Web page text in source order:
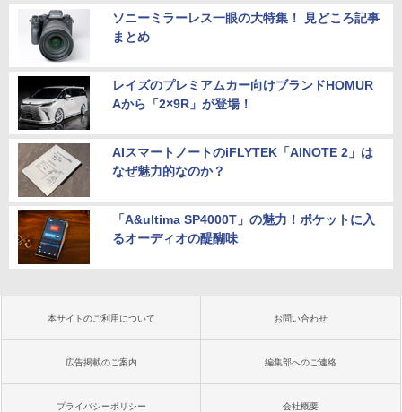
ソニーミラーレス一眼の大特集！ 見どころ記事
まとめ
レイズのプレミアムカー向けブランドHOMUR
Aから「2×9R」が登場！
AIスマートノートのiFLYTEK「AINOTE 2」は
なぜ魅力的なのか？
「A&ultima SP4000T」の魅力！ポケットに入
るオーディオの醍醐味
本サイトのご利用について お問い合わせ
広告掲載のご案内 編集部へのご連絡
プライバシーポリシー 会社概要